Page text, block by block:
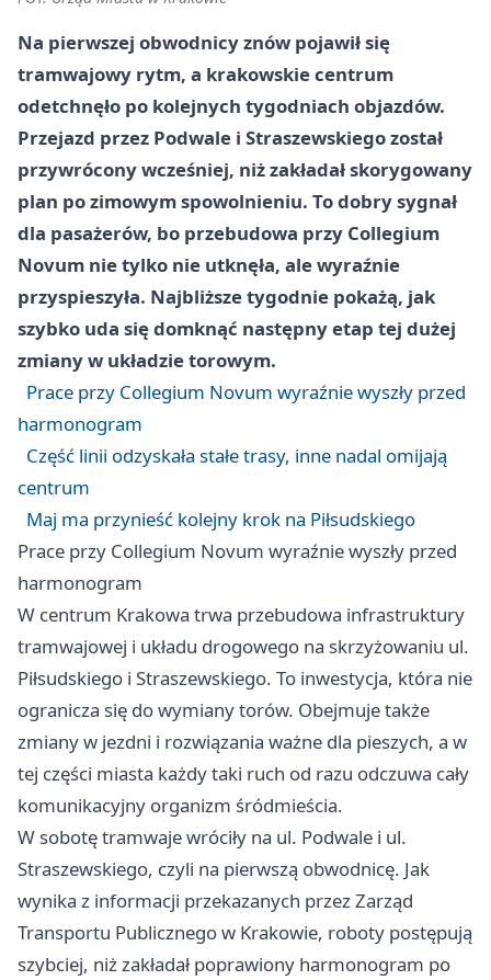
Na pierwszej obwodnicy znów pojawił się
tramwajowy rytm, a krakowskie centrum
odetchnęło po kolejnych tygodniach objazdów.
Przejazd przez Podwale i Straszewskiego został
przywrócony wcześniej, niż zakładał skorygowany
plan po zimowym spowolnieniu. To dobry sygnał
dla pasażerów, bo przebudowa przy Collegium
Novum nie tylko nie utknęła, ale wyraźnie
przyspieszyła. Najbliższe tygodnie pokażą, jak
szybko uda się domknąć następny etap tej dużej
zmiany w układzie torowym.
Prace przy Collegium Novum wyraźnie wyszły przed
harmonogram
Część linii odzyskała stałe trasy, inne nadal omijają
centrum
Maj ma przynieść kolejny krok na Piłsudskiego
Prace przy Collegium Novum wyraźnie wyszły przed
harmonogram
W centrum Krakowa trwa przebudowa infrastruktury
tramwajowej i układu drogowego na skrzyżowaniu ul.
Piłsudskiego i Straszewskiego. To inwestycja, która nie
ogranicza się do wymiany torów. Obejmuje także
zmiany w jezdni i rozwiązania ważne dla pieszych, a w
tej części miasta każdy taki ruch od razu odczuwa cały
komunikacyjny organizm śródmieścia.
W sobotę tramwaje wróciły na ul. Podwale i ul.
Straszewskiego, czyli na pierwszą obwodnicę. Jak
wynika z informacji przekazanych przez Zarząd
Transportu Publicznego w Krakowie, roboty postępują
szybciej, niż zakładał poprawiony harmonogram po